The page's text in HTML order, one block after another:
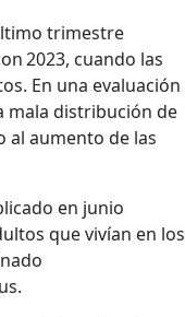
trimestre
2023, cuando las
En una evaluación
mala distribución de
al aumento de las
en junio
que vivían en los